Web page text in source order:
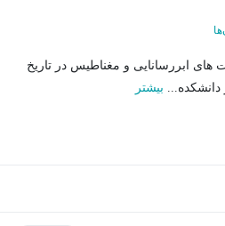
ابررسانایی و مغناطیس در تاریخ
بیشتر